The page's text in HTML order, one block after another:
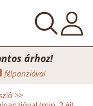
árhoz!
félpanzióval
>>